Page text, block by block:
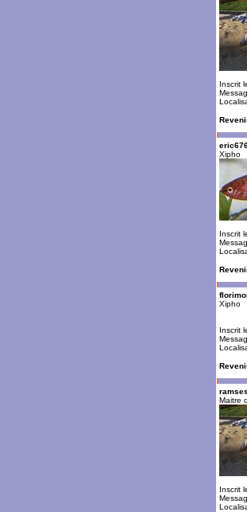
Inscrit
Xipho
Inscrit
Xipho
Inscrit
Maitre
Inscrit